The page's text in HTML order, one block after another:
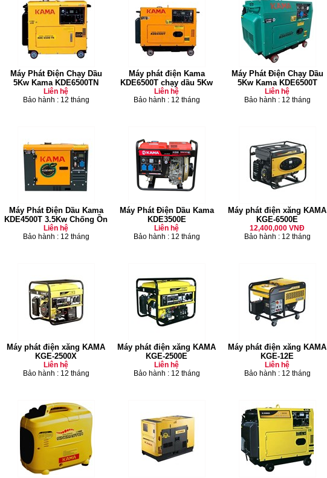
Máy Phát Điện Chạy Dầu
5Kw Kama KDE6500TN
Liên hệ
Bảo hành : 12 tháng
Máy phát điện Kama
KDE6500T chạy dầu 5Kw
Liên hệ
Bảo hành : 12 tháng
Máy Phát Điện Chạy Dầu
5Kw Kama KDE6500T
Liên hệ
Bảo hành : 12 tháng
Máy Phát Điện Dầu Kama
KDE4500T 3.5Kw Chống Ồn
Liên hệ
Bảo hành : 12 tháng
Máy Phát Điện Dầu Kama
KDE3500E
Liên hệ
Bảo hành : 12 tháng
Máy phát điện xăng KAMA
KGE-6500E
12,400,000 VNĐ
Bảo hành : 12 tháng
Máy phát điện xăng KAMA
KGE-2500X
Liên hệ
Bảo hành : 12 tháng
Máy phát điện xăng KAMA
KGE-2500E
Liên hệ
Bảo hành : 12 tháng
Máy phát điện xăng KAMA
KGE-12E
Liên hệ
Bảo hành : 12 tháng